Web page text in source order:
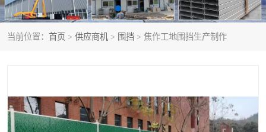
当前位置： 首页 > 供应商机 > 围挡 > 焦作工地围挡生产制作
PC多层板 PC耐力板
建筑围挡 楼层板
岩棉板 钢结构配件
围挡 彩钢板